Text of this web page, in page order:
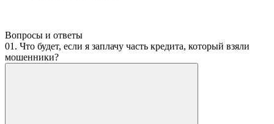
Вопросы и ответы
01. Что будет, если я заплачу часть кредита, который взяли
мошенники?